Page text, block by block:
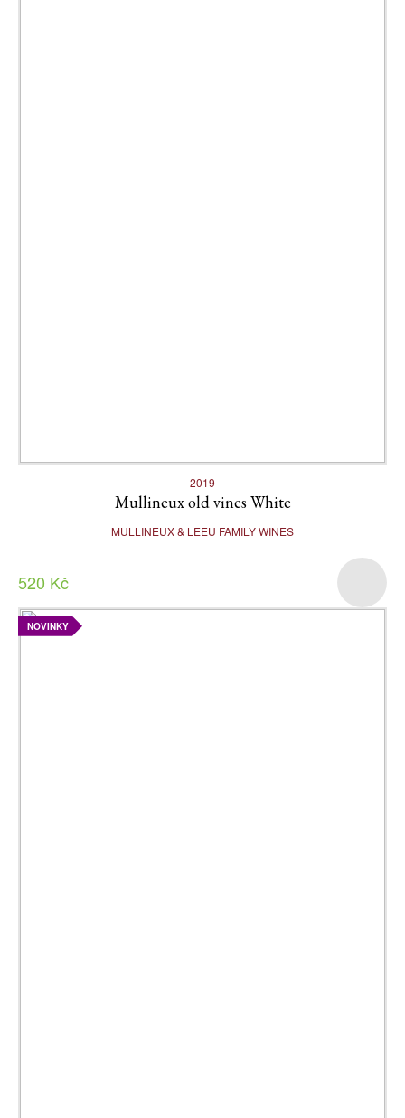
2019
Mullineux old vines White
MULLINEUX & LEEU FAMILY WINES
520 Kč
NOVINKY